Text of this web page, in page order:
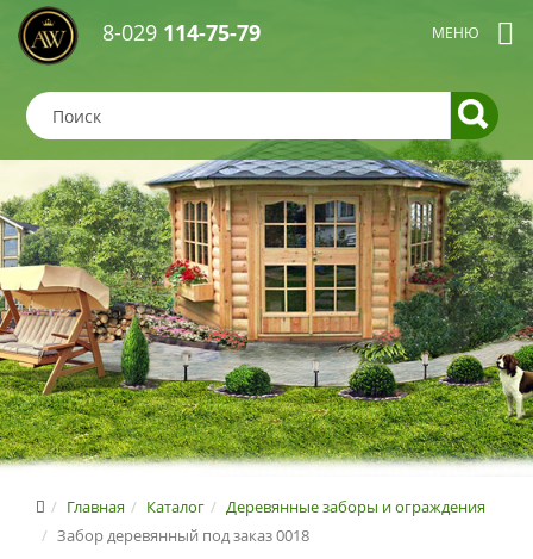
8-029 114-75-79
Главная Каталог
Деревянные заборы и ограждения
Забор деревянный под заказ 0018